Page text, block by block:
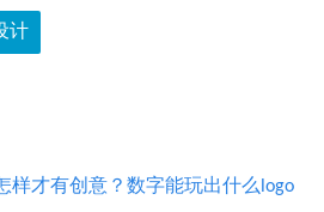
计
样才有创意？数字能玩出什么logo